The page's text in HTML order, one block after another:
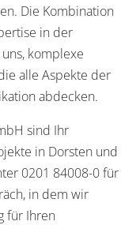
Die Kombination
in der
komplexe
alle Aspekte der
abdecken.
sind Ihr
in Dorsten und
0201 84008-0 für
in dem wir
für Ihren